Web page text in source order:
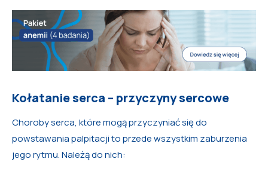
Kołatanie serca – przyczyny sercowe
Choroby serca, które mogą przyczyniać się do
powstawania palpitacji to przede wszystkim zaburzenia
jego rytmu. Należą do nich: